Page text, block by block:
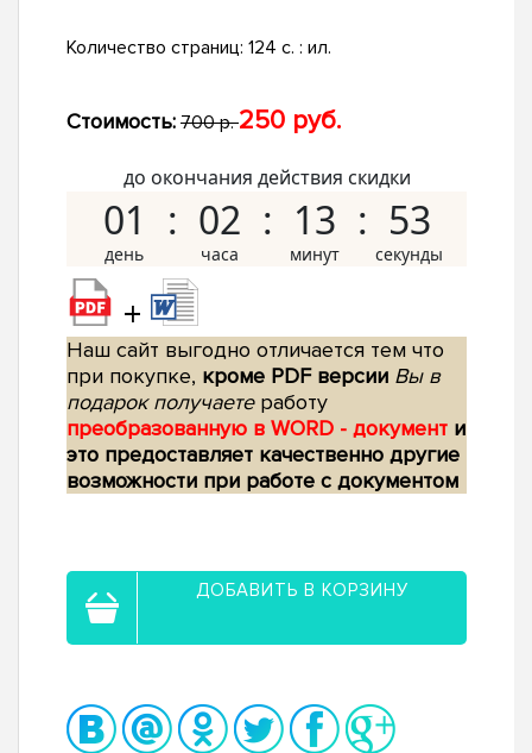
Количество страниц: 124 с. : ил.
Стоимость: 700 р.250 руб.
до окончания действия скидки
01 02 13 52
+
Наш сайт выгодно отличается тем что
при покупке, кроме PDF версии Вы в
подарок получаетеработу
преобразованную в WORD - документ и
это предоставляет качественно другие
возможности при работе с документом
ДОБАВИТЬ В КОРЗИНУ